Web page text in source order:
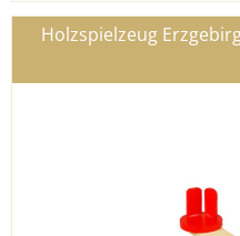
Holzspielzeug